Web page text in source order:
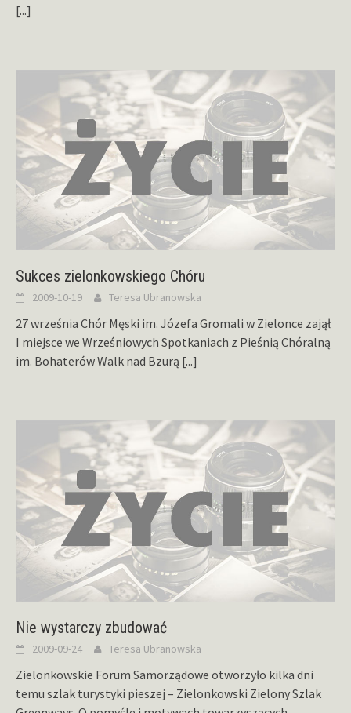
[...]
Sukces zielonkowskiego Chóru
2009-10-19 Teresa Ubranowska
27 września Chór Męski im. Józefa Gromali w Zielonce zajął
I miejsce we Wrześniowych Spotkaniach z Pieśnią Chóralną
im. Bohaterów Walk nad Bzurą [...]
Nie wystarczy zbudować
2009-09-24 Teresa Ubranowska
Zielonkowskie Forum Samorządowe otworzyło kilka dni
temu szlak turystyki pieszej – Zielonkowski Zielony Szlak